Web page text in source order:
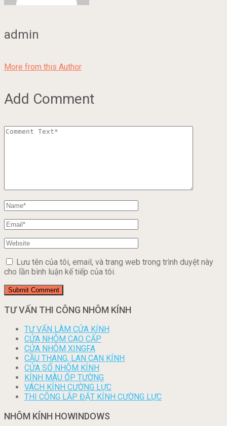
admin
More from this Author
Add Comment
Lưu tên của tôi, email, và trang web trong trình duyệt này
cho lần bình luận kế tiếp của tôi.
TƯ VẤN THI CÔNG NHÔM KÍNH
TƯ VẤN LÀM CỬA KÍNH
CỬA NHÔM CAO CẤP
CỬA NHÔM XINGFA
CẦU THANG, LAN CAN KÍNH
CỬA SỔ NHÔM KÍNH
KÍNH MÀU ỐP TƯỜNG
VÁCH KÍNH CƯỜNG LỰC
THI CÔNG LẮP ĐẶT KÍNH CƯỜNG LỰC
NHÔM KÍNH HOWINDOWS